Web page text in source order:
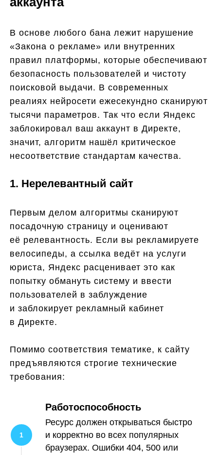
В основе любого бана лежит нарушение
«Закона о рекламе» или внутренних
правил платформы, которые обеспечивают
безопасность пользователей и чистоту
поисковой выдачи. В современных
реалиях нейросети ежесекундно сканируют
тысячи параметров. Так что если Яндекс
заблокировал ваш аккаунт в Директе,
значит, алгоритм нашёл критическое
несоответствие стандартам качества.
1. Нерелевантный сайт
Первым делом алгоритмы сканируют
посадочную страницу и оценивают
её релевантность. Если вы рекламируете
велосипеды, а ссылка ведёт на услуги
юриста, Яндекс расценивает это как
попытку обмануть систему и ввести
пользователей в заблуждение
и заблокирует рекламный кабинет
в Директе.
Помимо соответствия тематике, к сайту
предъявляются строгие технические
требования:
Работоспособность
Ресурс должен открываться быстро
и корректно во всех популярных
браузерах. Ошибки 404, 500 или